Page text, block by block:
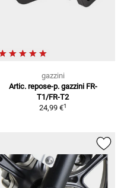
gazzini
Artic. repose-p. gazzini FR-
T1/FR-T2
24,99 €1